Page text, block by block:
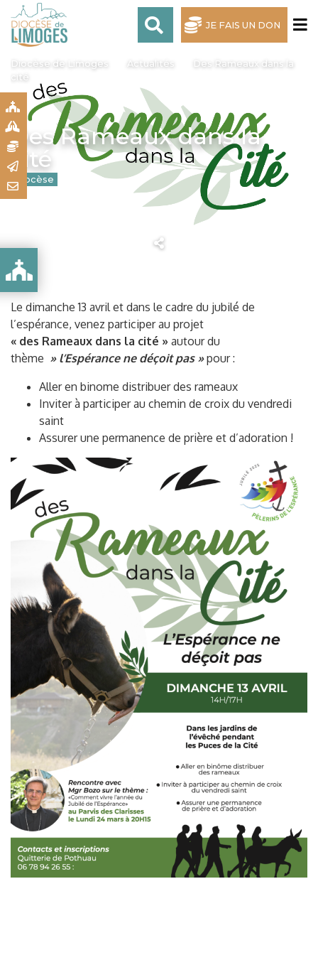
JE FAIS UN DON
Diocèse de Limoges Actualités
Des Rameaux dans la
cité
Des Rameaux dans la
cité
Diocèse
Le dimanche 13 avril et dans le cadre du jubilé de
l’espérance, venez participer au projet
« des Rameaux dans la cité » autour du
thème » l’Espérance ne déçoit pas »pour :
Aller en binome distribuer des rameaux
Inviter à participer au chemin de croix du vendredi
saint
Assurer une permanence de prière et d’adoration !